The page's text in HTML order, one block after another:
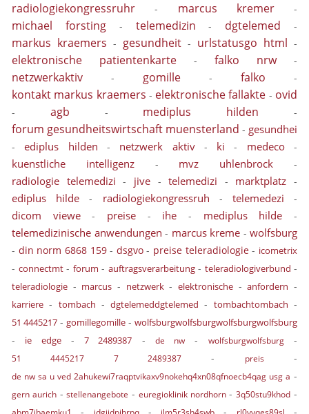
radiologiekongressruhr - marcus kremer-
michael forsting- telemedizin - dgtelemed -
markus kraemers - gesundheit - urlstatusgo html -
elektronische patientenkarte - falko nrw-
netzwerkaktiv - gomille - falko -
kontakt markus kraemers - elektronische fallakte - ovid
- agb - mediplus hilden -
forum gesundheitswirtschaft muensterland - gesundhei
-ediplus hilden - netzwerk aktiv- ki - medeco-
kuenstliche intelligenz- mvz uhlenbrock -
radiologie telemedizi - jive-telemedizi - marktplatz -
ediplus hilde - radiologiekongressruh - telemedezi -
dicom viewe- preise - ihe - mediplus hilde -
telemedizinische anwendungen - marcus kreme - wolfsburg
- din norm 6868 159- dsgvo- preise teleradiologie- icometrix
- connectmt- forum - auftragsverarbeitung- teleradiologiverbund -
teleradiologie - marcus - netzwerk-elektronische -anfordern -
karriere - tombach -dgtelemeddgtelemed - tombachtombach -
51 4445217 - gomillegomille - wolfsburgwolfsburgwolfsburgwolfsburg
- ie edge-7 2489387 - de nw - wolfsburgwolfsburg-
51 4445217 7 2489387 - preis-
de nw sa u ved 2ahukewi7raqptvikaxv9nokehq4xn08qfnoecb4qag usg a -
gern aurich-stellenangebote - euregioklinik nordhorn-3q50stu9khod -